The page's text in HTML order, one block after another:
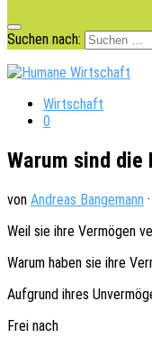
Suchen nach:
Wirtschaft
0
Warum sind die
von Andreas Bangemann
Weil sie ihre Vermö­gen
Warum haben sie ihre
Aufgrund ihres
Frei nach